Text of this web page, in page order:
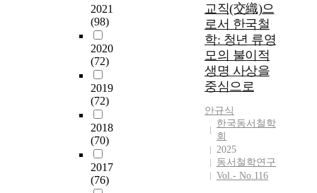
2021
(98)
2020
(72)
2019
(72)
2018
(70)
2017
(76)
교직(交織)으
로서 한국철
학: 청년 류영
모의 불이적
생명 사상을
중심으로
안규식
한국동서철학
회
2025
동서철학연구
Vol.- No.116